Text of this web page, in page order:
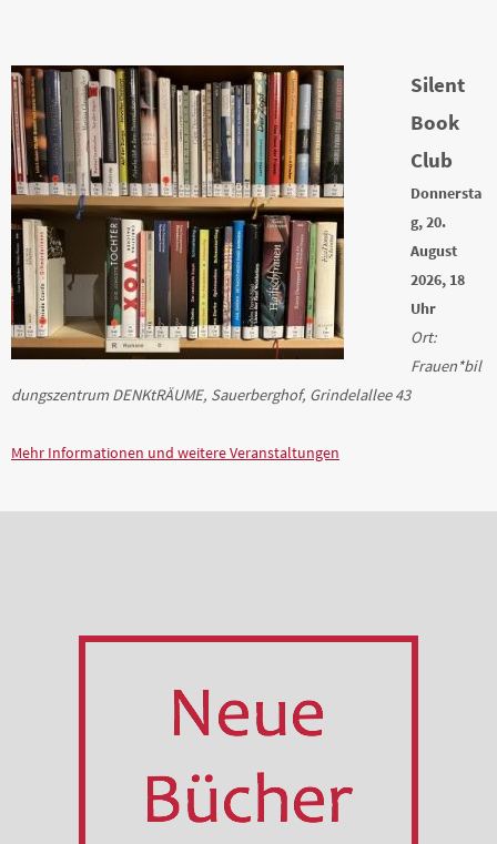
Silent
Book
Club
Donnersta
g, 20.
August
2026, 18
Uhr
Ort:
Frauen*bil
dungszentrum DENKtRÄUME, Sauerberghof, Grindelallee 43
Mehr Informationen und weitere Veranstaltungen